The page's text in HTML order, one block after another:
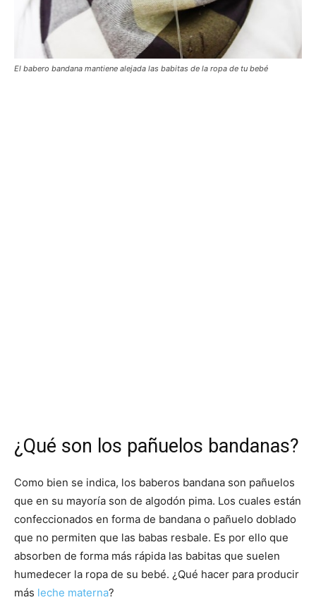
El babero bandana mantiene alejada las babitas de la ropa de tu bebé
¿Qué son los pañuelos bandanas?
Como bien se indica, los baberos bandana son pañuelos
que en su mayoría son de algodón pima. Los cuales están
confeccionados en forma de bandana o pañuelo doblado
que no permiten que las babas resbale. Es por ello que
absorben de forma más rápida las babitas que suelen
humedecer la ropa de su bebé. ¿Qué hacer para producir
más leche materna?